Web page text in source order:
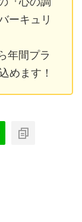
ーキュリ
年間プラ
めます！